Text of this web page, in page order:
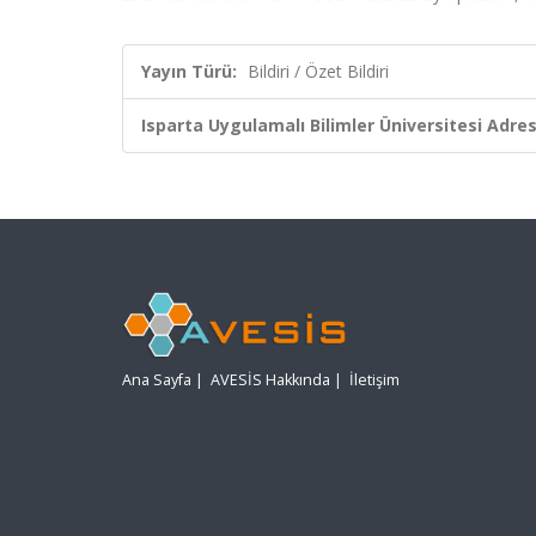
Yayın Türü: Bildiri / Özet Bildiri
Isparta Uygulamalı Bilimler Üniversitesi
Ana Sayfa | AVESİS Hakkında | İletişim